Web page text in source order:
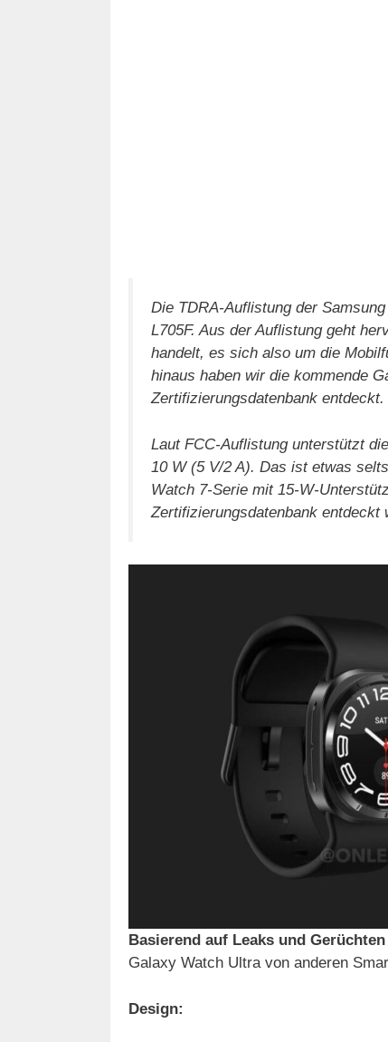
Die TDRA-Auflistung der
L705F. Aus der Auflistung geht
handelt, es sich also um die
hinaus haben wir die kommende
Zertifizierungsdatenbank entdeckt.
Laut FCC-Auflistung unterstützt
10 W (5 V/2 A). Das ist etwas
Watch 7-Serie mit 15-W-
Zertifizierungsdatenbank entdeckt
Basierend auf Leaks und Gerüchten
Galaxy Watch Ultra von anderen
Design: